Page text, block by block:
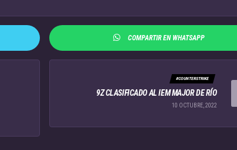
COMPARTIR EN WHATSAPP
#COUNTERSTRIKE
9Z CLASIFICADO AL IEM MAJOR DE RÍO
10 OCTUBRE, 2022